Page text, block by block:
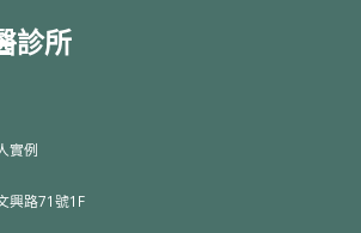
診所
實例
興路71號1F